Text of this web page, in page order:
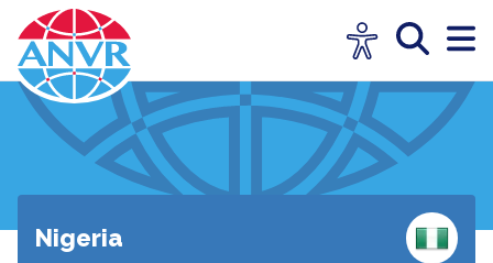
Nigeria